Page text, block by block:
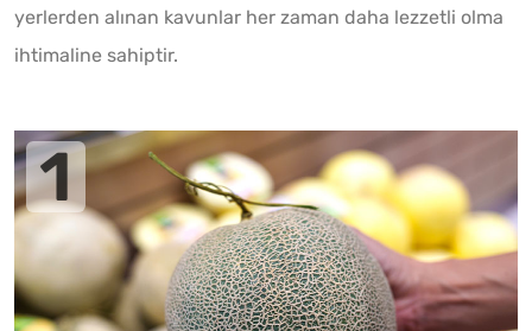
yerlerden alınan kavunlar her zaman daha lezzetli olma
ihtimaline sahiptir.